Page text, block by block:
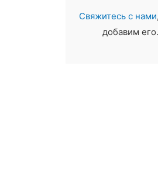
Свяжитесь с нами
добавим его.